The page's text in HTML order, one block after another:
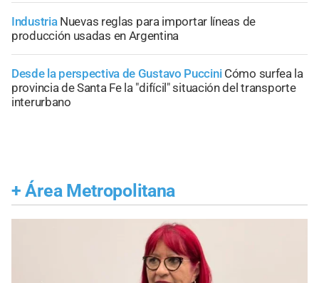
Industria Nuevas reglas para importar líneas de
producción usadas en Argentina
Desde la perspectiva de Gustavo Puccini Cómo surfea la
provincia de Santa Fe la "difícil" situación del transporte
interurbano
+ Área Metropolitana